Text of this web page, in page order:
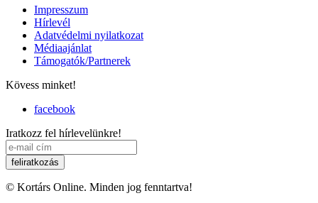
Impresszum
Hírlevél
Adatvédelmi nyilatkozat
Médiaajánlat
Támogatók/Partnerek
Kövess minket!
facebook
Iratkozz fel hírlevelünkre!
© Kortárs Online. Minden jog fenntartva!